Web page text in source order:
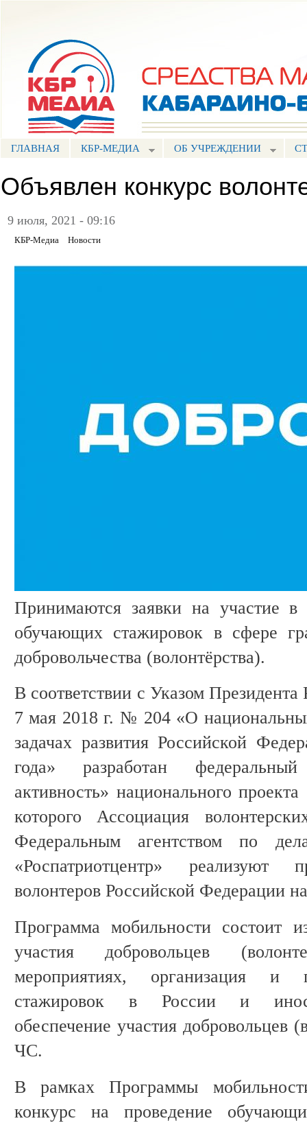
ГЛАВНАЯ КБР-МЕДИА ОБ УЧРЕЖДЕНИИ
Объявлен конкурс
9 июля, 2021 - 09:16
КБР-Медиа Новости
Принимаются заявки на участие в
обучающих стажировок в сфере
добровольчества (волонтёрства).
В соответствии с Указом
7 мая 2018 г. № 204 «О
задачах развития Российской
года» разработан
активность» национального
которого Ассоциация
Федеральным агентством по
«Роспатриотцентр» реализуют
волонтеров Российской Федерации
Программа мобильности состоит
участия добровольцев
мероприятиях, организация и
стажировок в России и
обеспечение участия добровольцев
ЧС.
В рамках Программы
конкурс на проведение